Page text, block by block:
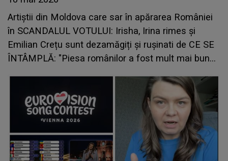
Artiștii din Moldova care sar în apărarea României
în SCANDALUL VOTULUI: Irisha, Irina rimes și
Emilian Crețu sunt dezamăgiți și rușinati de CE SE
ÎNTÂMPLĂ: "Piesa românilor a fost mult mai bună